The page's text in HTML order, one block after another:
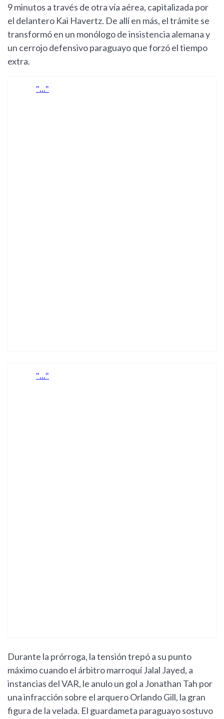
9 minutos a través de otra vía aérea, capitalizada por
el delantero Kai Havertz. De allí en más, el trámite se
transformó en un monólogo de insistencia alemana y
un cerrojo defensivo paraguayo que forzó el tiempo
extra.
Durante la prórroga, la tensión trepó a su punto
máximo cuando el árbitro marroquí Jalal Jayed, a
instancias del VAR, le anulo un gol a Jonathan Tah por
una infracción sobre el arquero Orlando Gill, la gran
figura de la velada. El guardameta paraguayo sostuvo